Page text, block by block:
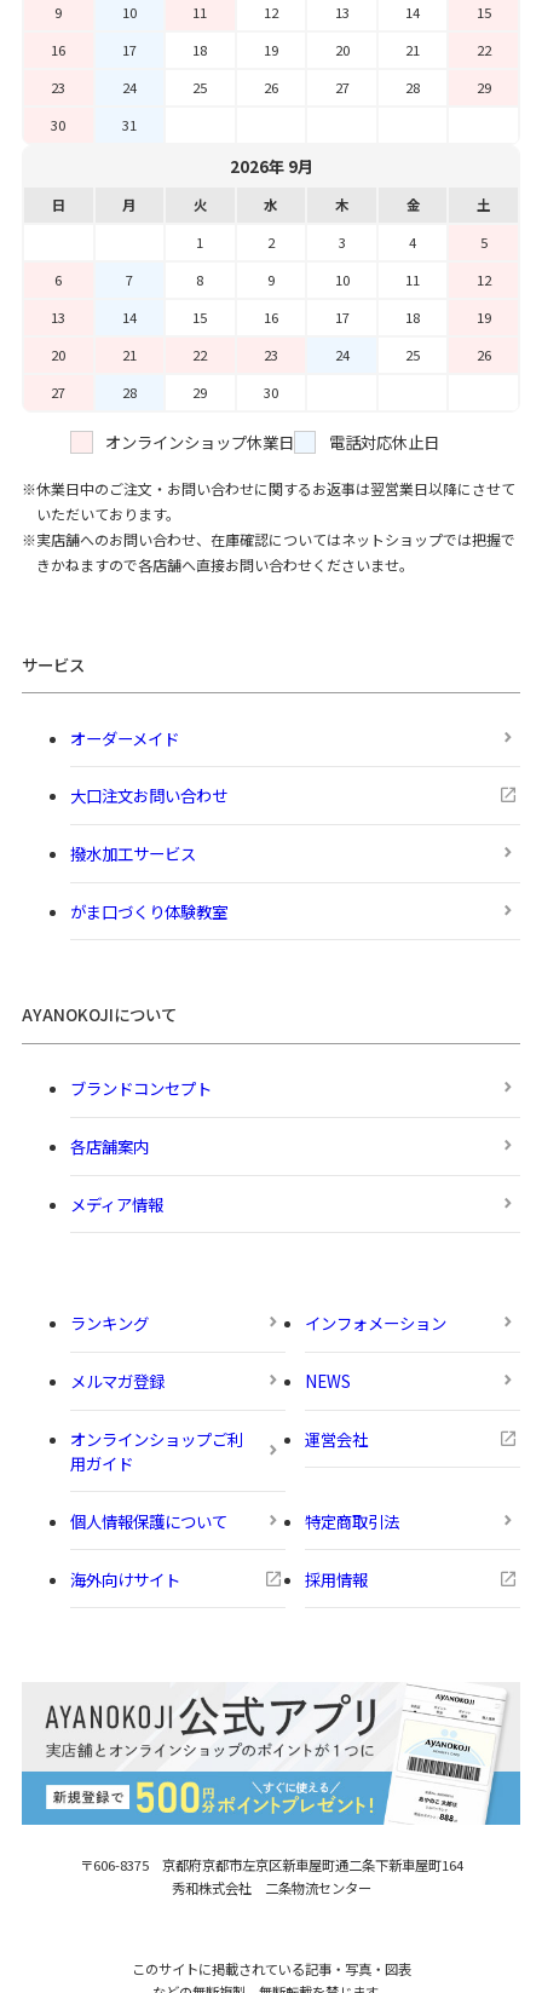
〒606-8375 京都府京都市左京区新車屋町通二条下新車屋町164
秀和株式会社 二条物流センター
9
10 11 12 13 14
15
16
17 18 19 20 21
22
23
24 25 26 27 28
29
30
31
2026年 9月
日 月 火 水 木 金
土
1
2 3 4
5
6
7 8 9 10 11
12
13
14 15 16 17 18
19
20
21 22 23 24 25
26
27
28 29 30
オンラインショップ休業日 電話対応休止日
休業日中のご注文・お問い合わせに関するお返事は翌営業日以降にさせて
いただいております。
実店舗へのお問い合わせ、在庫確認についてはネットショップでは把握で
きかねますので各店舗へ直接お問い合わせくださいませ。
サービス
オーダーメイド
大口注文お問い合わせ
撥水加工サービス
がま口づくり体験教室
AYANOKOJIについて
ブランドコンセプト
各店舗案内
メディア情報
ランキング インフォメーション
メルマガ登録 NEWS
オンラインショップご利
用ガイド
運営会社
個人情報保護について 特定商取引法
海外向けサイト 採用情報
このサイトに掲載されている記事・写真・図表